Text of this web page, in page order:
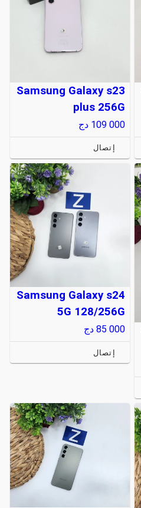
Samsung Galaxy s23
plus 256G
109 000 دج
إتصال
Samsung Galaxy s24
5G 128/256G
85 000 دج
إتصال